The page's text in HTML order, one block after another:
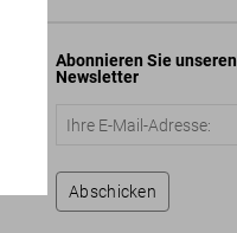
Abonnieren Sie unseren
Newsletter
Abschicken